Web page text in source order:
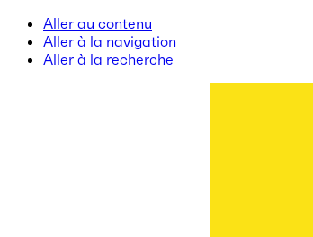
Aller au contenu
Aller à la navigation
Aller à la recherche